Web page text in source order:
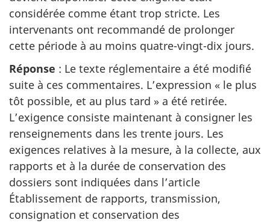
considérée comme étant trop stricte. Les
intervenants ont recommandé de prolonger
cette période à au moins quatre-vingt-dix jours.
Réponse : Le texte réglementaire a été modifié
suite à ces commentaires. L’expression « le plus
tôt possible, et au plus tard » a été retirée.
L’exigence consiste maintenant à consigner les
renseignements dans les trente jours. Les
exigences relatives à la mesure, à la collecte, aux
rapports et à la durée de conservation des
dossiers sont indiquées dans l’article
Établissement de rapports, transmission,
consignation et conservation des